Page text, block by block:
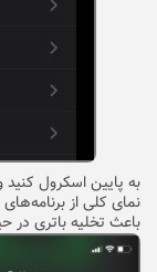
نمای کلی از
باعث تخلیه باتری در